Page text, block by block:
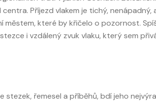
Příjezd vlakem je tichý, nenápadný,
které by křičelo o pozornost.
i vzdálený zvuk vlaku, který sem
řemesel a příběhů, bdí jeho